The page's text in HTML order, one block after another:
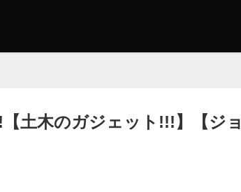
土木のガジェット!!!】【ジョ